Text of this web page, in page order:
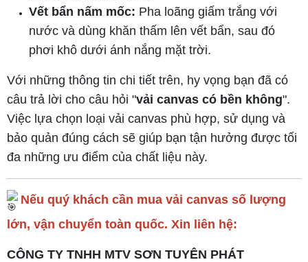
Vết bẩn nấm mốc: Pha loãng giấm trắng với
nước và dùng khăn thấm lên vết bẩn, sau đó
phơi khô dưới ánh nắng mặt trời.
Với những thông tin chi tiết trên, hy vọng bạn đã có
câu trả lời cho câu hỏi "vải canvas có bền không".
Việc lựa chọn loại vải canvas phù hợp, sử dụng và
bảo quản đúng cách sẽ giúp bạn tận hưởng được tối
đa những ưu điểm của chất liệu này.
Nếu quý khách cần mua vải canvas số lượng
lớn, vận chuyển toàn quốc. Xin liên hệ:
CÔNG TY TNHH MTV SƠN TUYÊN PHÁT